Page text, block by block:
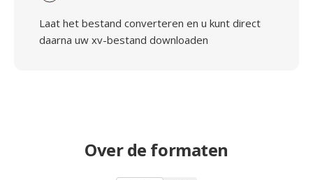
Laat het bestand converteren en u kunt direct
daarna uw xv-bestand downloaden
Over de formaten